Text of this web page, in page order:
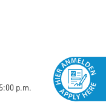
p.m.